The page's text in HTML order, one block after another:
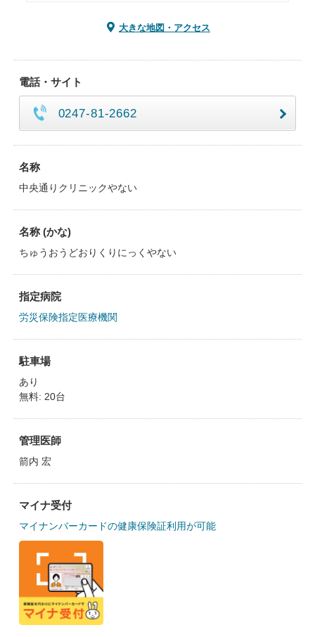
大きな地図・アクセス
電話・サイト
0247-81-2662
名称
中央通りクリニックやない
名称 (かな)
ちゅうおうどおりくりにっくやない
指定病院
労災保険指定医療機関
駐車場
あり
無料: 20台
管理医師
箭内 宏
マイナ受付
マイナンバーカードの健康保険証利用が可能